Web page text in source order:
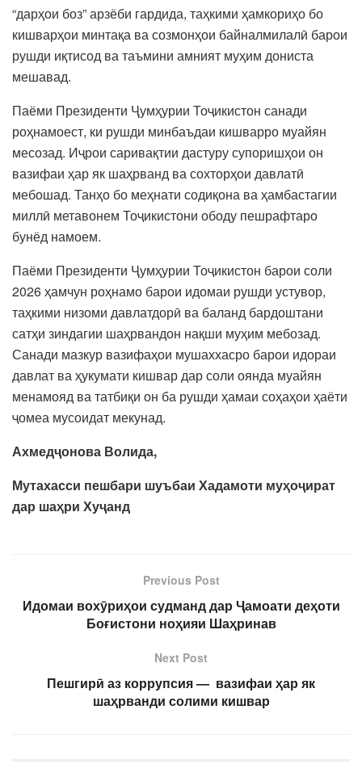
“дарҳои боз” арзёби гардида, таҳкими ҳамкориҳо бо
кишварҳои минтақа ва созмонҳои байналмилалӣ барои
рушди иқтисод ва таъмини амният муҳим дониста
мешавад.
Паёми Президенти Ҷумҳурии Тоҷикистон санади
роҳнамоест, ки рушди минбаъдаи кишварро муайян
месозад. Иҷрои саривақтии дастуру супоришҳои он
вазифаи ҳар як шаҳрванд ва сохторҳои давлатӣ
мебошад. Танҳо бо меҳнати содиқона ва ҳамбастагии
миллӣ метавонем Тоҷикистони ободу пешрафтаро
бунёд намоем.
Паёми Президенти Ҷумҳурии Тоҷикистон барои соли
2026 ҳамчун роҳнамо барои идомаи рушди устувор,
таҳкими низоми давлатдорӣ ва баланд бардоштани
сатҳи зиндагии шаҳрвандон нақши муҳим мебозад.
Санади мазкур вазифаҳои мушаххасро барои идораи
давлат ва ҳукумати кишвар дар соли оянда муайян
менамояд ва татбиқи он ба рушди ҳамаи соҳаҳои ҳаёти
ҷомеа мусоидат мекунад.
Ахмедҷонова Волида,
Мутахасси пешбари шуъбаи Хадамоти муҳоҷират
дар шаҳри Хуҷанд
Previous Post
Идомаи вохӯриҳои судманд дар Ҷамоати деҳоти
Боғистони ноҳияи Шаҳринав
Next Post
Пешгирӣ аз коррупсия — вазифаи ҳар як
шаҳрванди солими кишвар